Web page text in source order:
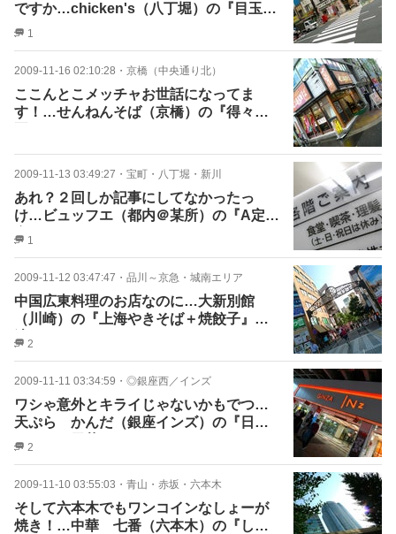
ですか…chicken's（八丁堀）の『目玉丼
＋シウマイ』
1
2009-11-16 02:10:28 ・ 京橋（中央通り北）
ここんとこメッチャお世話になってま
す！…せんねんそば（京橋）の『得々納
2009-11-13 03:49:27 ・ 宝町・八丁堀・新川
あれ？２回しか記事にしてなかったっ
け…ビュッフエ（都内＠某所）の『A定
食：ハムカツとシウマイ』
1
2009-11-12 03:47:47 ・ 品川～京急・城南エリア
中国広東料理のお店なのに…大新別館
（川崎）の『上海やきそば＋焼餃子』で
済むワケないっ！
2
2009-11-11 03:34:59 ・ ◎銀座西／インズ
ワシゃ意外とキライじゃないかもでつ…
天ぷら かんだ（銀座インズ）の『日替
り：キス天丼』
2
2009-11-10 03:55:03 ・ 青山・赤坂・六本木
そして六本木でもワンコインなしょーが
焼き！…中華 七番（六本木）の『しょ